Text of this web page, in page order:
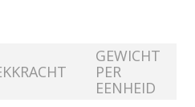
GEWICHT
PER
EENHEID